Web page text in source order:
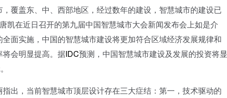
盖东、中、西部地区，经过数年的建设，智慧城市的建设已
凯在近日召开的第九届中国智慧城市大会新闻发布会上如是介
面实施，中国的智慧城市建设将更加符合区域经济发展规律和
会明显提高。据IDC预测，中国智慧城市建设及发展的投资将显
，当前智慧城市顶层设计存在三大症结：第一，技术驱动的